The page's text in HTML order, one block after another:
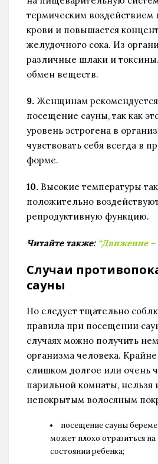
термическим воздействием
крови и повышается
желудочного сока. Из
различные шлаки и
обмен веществ.
9. Женщинам рекомендуется
посещение сауны, так как
уровень эстрогена в
чувствовать себя всегда в
форме.
10. Высокие температуры
положительно
репродуктивную функцию.
Читайте также: “Движение –
Случаи
сауны
Но следует тщательно
правила при посещении
случаях можно получить
организма человека. Крайне
слишком долгое или очень
парильной комнаты, нельзя
непокрытым волосяным
посещение сауны
может плохо отразиться на
состоянии ребенка;